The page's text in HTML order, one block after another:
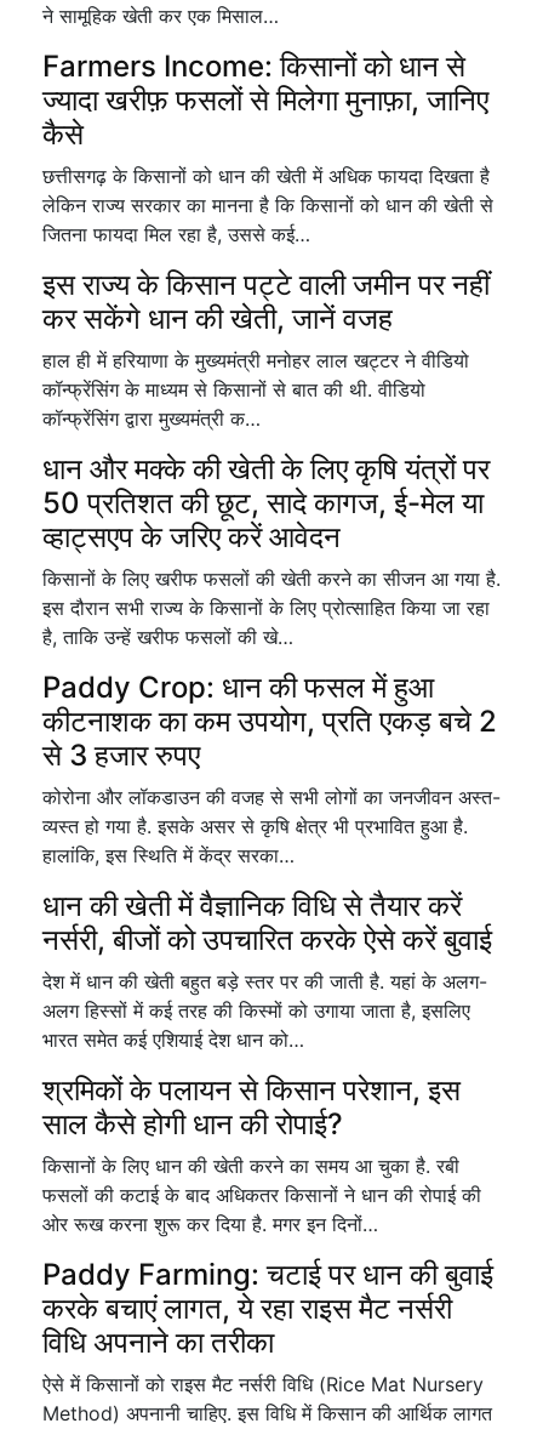
ने सामूहिक खेती कर एक मिसाल…
Farmers Income: किसानों को धान से
ज्यादा खरीफ़ फसलों से मिलेगा मुनाफ़ा, जानिए
कैसे
छत्तीसगढ़ के किसानों को धान की खेती में अधिक फायदा दिखता है
लेकिन राज्य सरकार का मानना है कि किसानों को धान की खेती से
जितना फायदा मिल रहा है, उससे कई…
इस राज्य के किसान पट्टे वाली जमीन पर नहीं
कर सकेंगे धान की खेती, जानें वजह
हाल ही में हरियाणा के मुख्यमंत्री मनोहर लाल खट्टर ने वीडियो
कॉन्फ्रेंसिंग के माध्यम से किसानों से बात की थी. वीडियो
कॉन्फ्रेंसिंग द्वारा मुख्यमंत्री क…
धान और मक्के की खेती के लिए कृषि यंत्रों पर
50 प्रतिशत की छूट, सादे कागज, ई-मेल या
व्हाट्सएप के जरिए करें आवेदन
किसानों के लिए खरीफ फसलों की खेती करने का सीजन आ गया है.
इस दौरान सभी राज्य के किसानों के लिए प्रोत्साहित किया जा रहा
है, ताकि उन्हें खरीफ फसलों की खे…
Paddy Crop: धान की फसल में हुआ
कीटनाशक का कम उपयोग, प्रति एकड़ बचे 2
से 3 हजार रुपए
कोरोना और लॉकडाउन की वजह से सभी लोगों का जनजीवन अस्त-
व्यस्त हो गया है. इसके असर से कृषि क्षेत्र भी प्रभावित हुआ है.
हालांकि, इस स्थिति में केंद्र सरका…
धान की खेती में वैज्ञानिक विधि से तैयार करें
नर्सरी, बीजों को उपचारित करके ऐसे करें बुवाई
देश में धान की खेती बहुत बड़े स्तर पर की जाती है. यहां के अलग-
अलग हिस्सों में कई तरह की किस्मों को उगाया जाता है, इसलिए
भारत समेत कई एशियाई देश धान को…
श्रमिकों के पलायन से किसान परेशान, इस
साल कैसे होगी धान की रोपाई?
किसानों के लिए धान की खेती करने का समय आ चुका है. रबी
फसलों की कटाई के बाद अधिकतर किसानों ने धान की रोपाई की
ओर रूख करना शुरू कर दिया है. मगर इन दिनों…
Paddy Farming: चटाई पर धान की बुवाई
करके बचाएं लागत, ये रहा राइस मैट नर्सरी
विधि अपनाने का तरीका
ऐसे में किसानों को राइस मैट नर्सरी विधि (Rice Mat Nursery
Method) अपनानी चाहिए. इस विधि में किसान की आर्थिक लागत